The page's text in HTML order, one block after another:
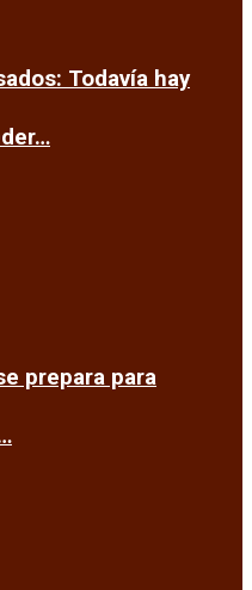
Todavía hay
prepara para